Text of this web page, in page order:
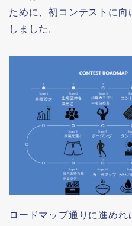
ために、初コンテストに
しました。
ロードマップ通りに進め